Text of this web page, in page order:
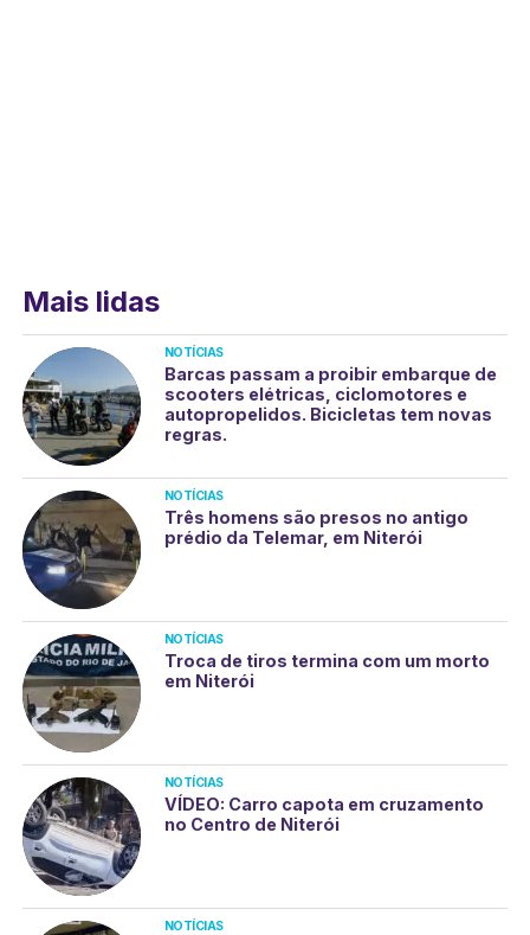
Mais lidas
NOTÍCIAS
Barcas passam a proibir embarque de
scooters elétricas, ciclomotores e
autopropelidos. Bicicletas tem novas
regras.
NOTÍCIAS
Três homens são presos no antigo
prédio da Telemar, em Niterói
NOTÍCIAS
Troca de tiros termina com um morto
em Niterói
NOTÍCIAS
VÍDEO: Carro capota em cruzamento
no Centro de Niterói
NOTÍCIAS